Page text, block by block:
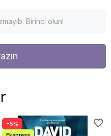
Birinci olun!
−5%